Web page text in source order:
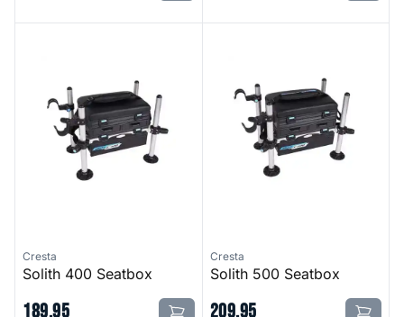
Cresta
Solith 400 Seatbox
189,95
Cresta
Solith 500 Seatbox
209,95